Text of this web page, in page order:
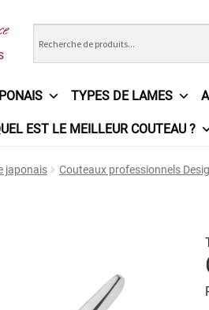
TYPES DE LAMES
EST LE MEILLEUR COUTEAU ?
Conditions Générales de Vente
Revue
japonais Couteaux professionnels